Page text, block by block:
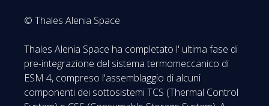
© Thales Alenia Space
Thales Alenia Space ha completato l' ultima fase di
pre-integrazione del sistema termomeccanico di
ESM 4, compreso l'assemblaggio di alcuni
componenti dei sottosistemi TCS (Thermal Control